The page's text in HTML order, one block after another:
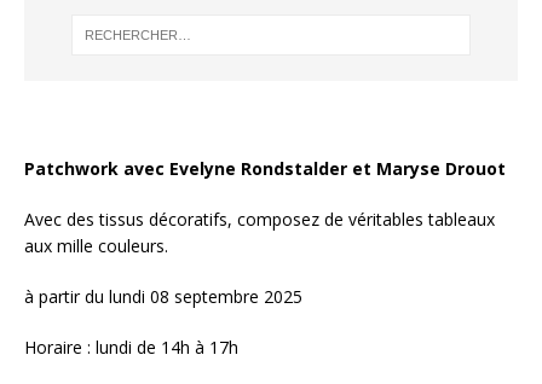
Patchwork avec Evelyne Rondstalder et Maryse Drouot
Avec des tissus décoratifs, composez de véritables tableaux
aux mille couleurs.
à partir du lundi 08 septembre 2025
Horaire : lundi de 14h à 17h